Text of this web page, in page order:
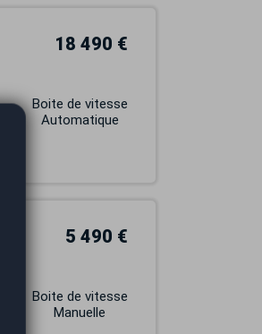
18 490 €
Boite de vitesse
Automatique
5 490 €
Boite de vitesse
Manuelle